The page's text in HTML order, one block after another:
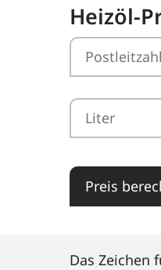
Heizöl-
Preis
Das Zeichen